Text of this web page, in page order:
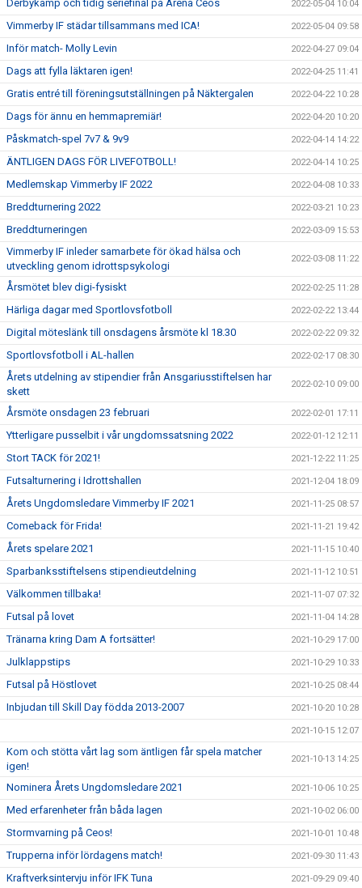
Derbykamp och tidig seriefinal på Arena Ceos 2022-05-04 10:04
Vimmerby IF städar tillsammans med ICA! 2022-05-04 09:58
Inför match- Molly Levin 2022-04-27 09:04
Dags att fylla läktaren igen! 2022-04-25 11:41
Gratis entré till föreningsutställningen på Näktergalen 2022-04-22 10:28
Dags för ännu en hemmapremiär! 2022-04-20 10:20
Påskmatch-spel 7v7 & 9v9 2022-04-14 14:22
ÄNTLIGEN DAGS FÖR LIVEFOTBOLL! 2022-04-14 10:25
Medlemskap Vimmerby IF 2022 2022-04-08 10:33
Breddturnering 2022 2022-03-21 10:23
Breddturneringen 2022-03-09 15:53
Vimmerby IF inleder samarbete för ökad hälsa och
utveckling genom idrottspsykologi
2022-03-08 11:22
Årsmötet blev digi-fysiskt 2022-02-25 11:28
Härliga dagar med Sportlovsfotboll 2022-02-22 13:44
Digital möteslänk till onsdagens årsmöte kl 18.30 2022-02-22 09:32
Sportlovsfotboll i AL-hallen 2022-02-17 08:30
Årets utdelning av stipendier från Ansgariusstiftelsen har
skett
2022-02-10 09:00
Årsmöte onsdagen 23 februari 2022-02-01 17:11
Ytterligare pusselbit i vår ungdomssatsning 2022 2022-01-12 12:11
Stort TACK för 2021! 2021-12-22 11:25
Futsalturnering i Idrottshallen 2021-12-04 18:09
Årets Ungdomsledare Vimmerby IF 2021 2021-11-25 08:57
Comeback för Frida! 2021-11-21 19:42
Årets spelare 2021 2021-11-15 10:40
Sparbanksstiftelsens stipendieutdelning 2021-11-12 10:51
Välkommen tillbaka! 2021-11-07 07:32
Futsal på lovet 2021-11-04 14:28
Tränarna kring Dam A fortsätter! 2021-10-29 17:00
Julklappstips 2021-10-29 10:33
Futsal på Höstlovet 2021-10-25 08:44
Inbjudan till Skill Day födda 2013-2007 2021-10-20 10:28
2021-10-15 12:07
Kom och stötta vårt lag som äntligen får spela matcher
igen!
2021-10-13 14:25
Nominera Årets Ungdomsledare 2021 2021-10-06 10:25
Med erfarenheter från båda lagen 2021-10-02 06:00
Stormvarning på Ceos! 2021-10-01 10:48
Trupperna inför lördagens match! 2021-09-30 11:43
Kraftverksintervju inför IFK Tuna 2021-09-29 09:40